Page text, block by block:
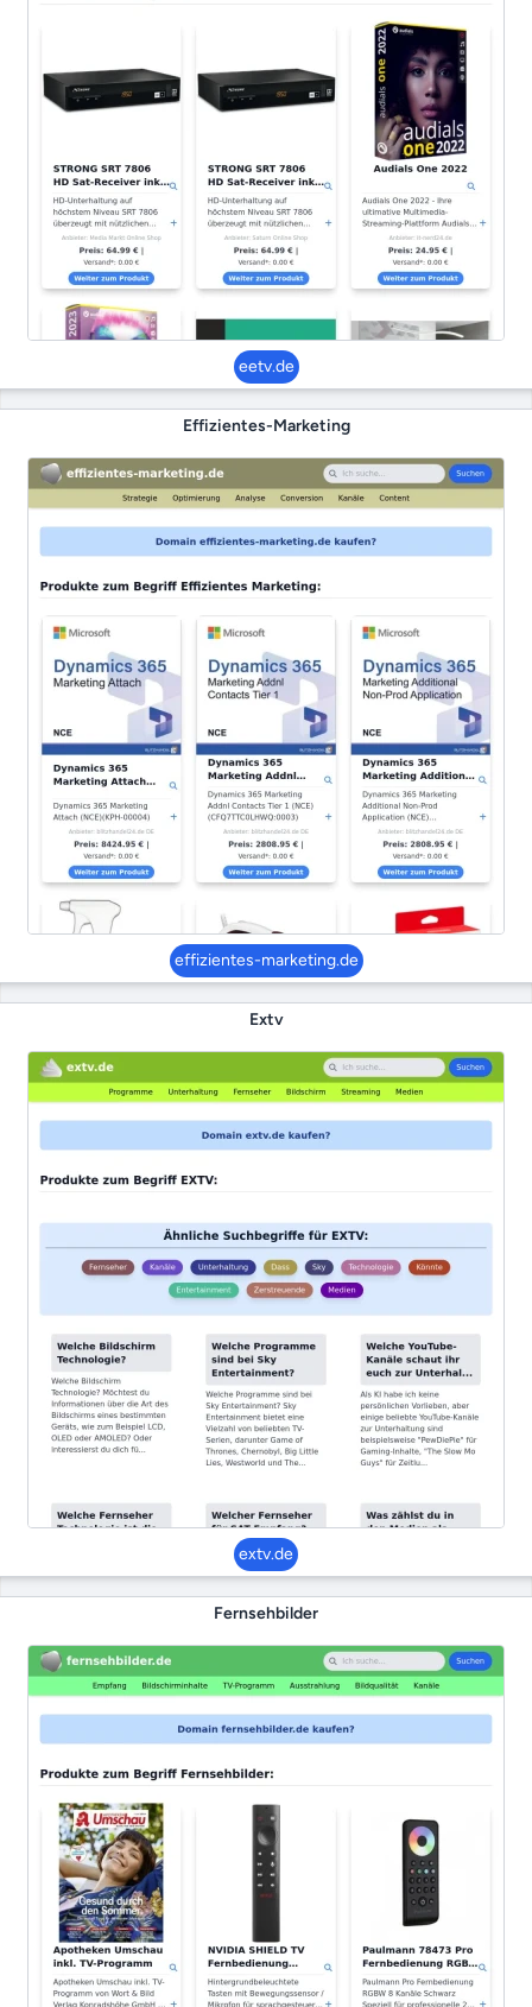
eetv.de
Effizientes-Marketing
effizientes-marketing.de
Extv
extv.de
Fernsehbilder